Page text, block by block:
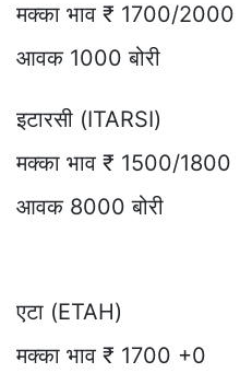
मक्का भाव ₹ 1700/2000
आवक 1000 बोरी
इटारसी (ITARSI)
मक्का भाव ₹ 1500/1800
आवक 8000 बोरी
एटा (ETAH)
मक्का भाव ₹ 1700 +0